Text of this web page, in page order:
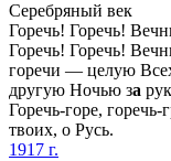
Серебряный век
Горечь! Горечь!
Горечь! Горечь!
горечи — целую
другую Ночью за
Горечь-горе, горечь-
твоих, о Русь.
1917 г.